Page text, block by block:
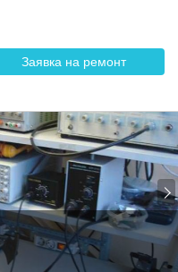
Заявка на ремонт